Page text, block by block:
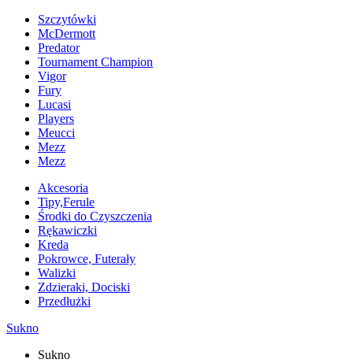
Szczytówki
McDermott
Predator
Tournament Champion
Vigor
Fury
Lucasi
Players
Meucci
Mezz
Mezz
Akcesoria
Tipy,Ferule
Środki do Czyszczenia
Rękawiczki
Kreda
Pokrowce, Futerały
Walizki
Zdzieraki, Dociski
Przedłużki
Sukno
Sukno